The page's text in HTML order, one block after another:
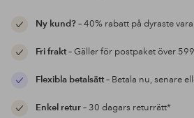
Ny kund?– 40% rabatt på dyraste
Fri frakt– Gäller för postpaket över
Flexibla betalsätt– Betala nu, senare
Enkel retur– 30 dagars returrätt*